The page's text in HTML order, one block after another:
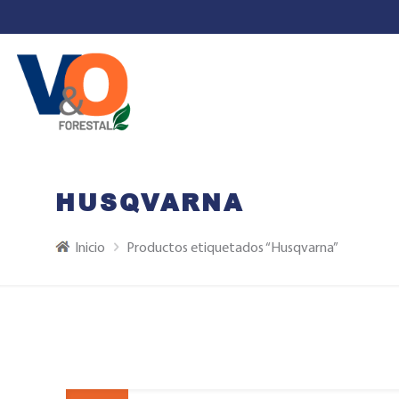
HUSQVARNA
Inicio Productos etiquetados “Husqvarna”